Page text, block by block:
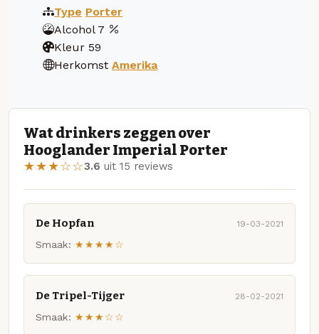
Type Porter
Alcohol 7
Kleur 59
Herkomst Amerika
Wat drinkers zeggen over
Hooglander Imperial Porter
★★★☆☆3.6 uit 15 reviews
De Hopfan 19-03-2021
Smaak: ★★★★☆
De Tripel-Tijger 28-02-2021
Smaak: ★★★☆☆